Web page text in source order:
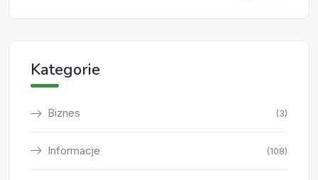
Kategorie
Biznes (3)
Informacje (108)